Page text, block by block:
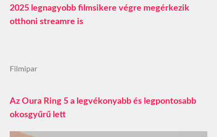
2025 legnagyobb filmsikere végre megérkezik
otthoni streamre is
Filmipar
Az Oura Ring 5 a legvékonyabb és legpontosabb
okosgyűrű lett